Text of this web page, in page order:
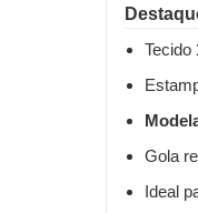
Tecido
Gola
Ideal